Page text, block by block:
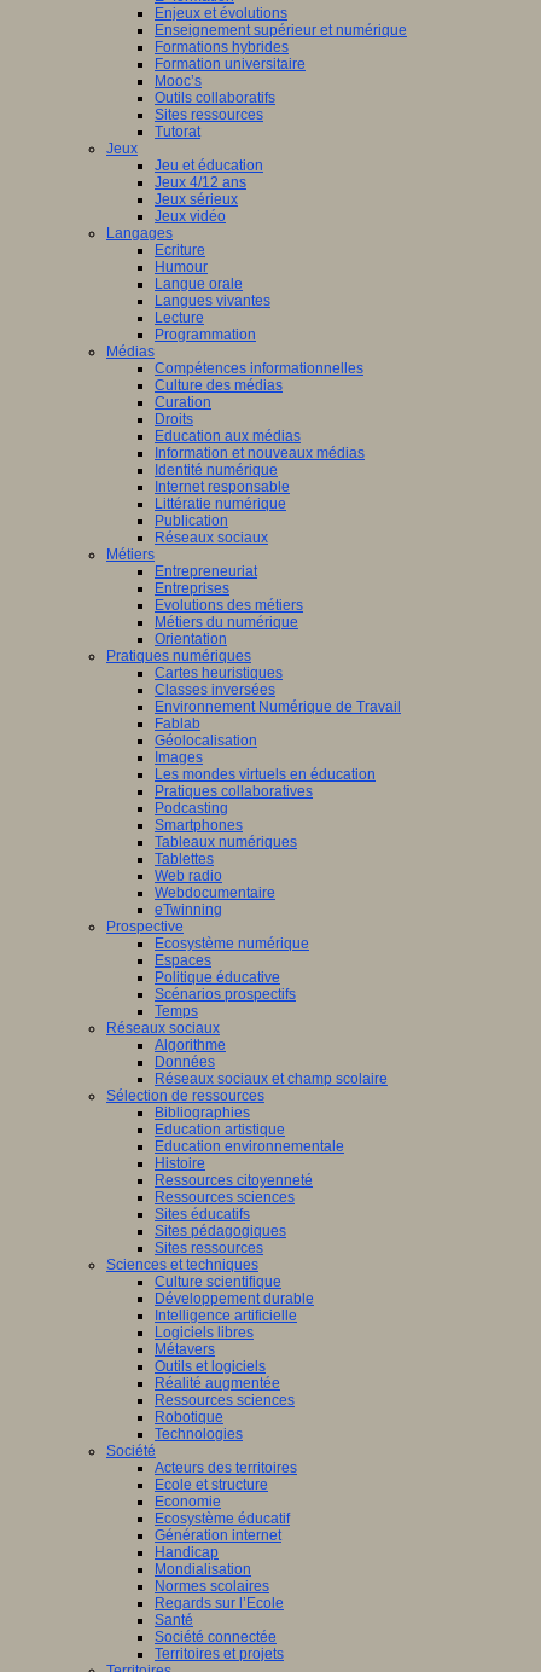
Enjeux et évolutions
Enseignement supérieur et numérique
Formations hybrides
Formation universitaire
Mooc’s
Outils collaboratifs
Sites ressources
Tutorat
Jeux
Jeu et éducation
Jeux 4/12 ans
Jeux sérieux
Jeux vidéo
Langages
Ecriture
Humour
Langue orale
Langues vivantes
Lecture
Programmation
Médias
Compétences informationnelles
Culture des médias
Curation
Droits
Education aux médias
Information et nouveaux médias
Identité numérique
Internet responsable
Littératie numérique
Publication
Réseaux sociaux
Métiers
Entrepreneuriat
Entreprises
Evolutions des métiers
Métiers du numérique
Orientation
Pratiques numériques
Cartes heuristiques
Classes inversées
Environnement Numérique de Travail
Fablab
Géolocalisation
Images
Les mondes virtuels en éducation
Pratiques collaboratives
Podcasting
Smartphones
Tableaux numériques
Tablettes
Web radio
Webdocumentaire
eTwinning
Prospective
Ecosystème numérique
Espaces
Politique éducative
Scénarios prospectifs
Temps
Réseaux sociaux
Algorithme
Données
Réseaux sociaux et champ scolaire
Sélection de ressources
Bibliographies
Education artistique
Education environnementale
Histoire
Ressources citoyenneté
Ressources sciences
Sites éducatifs
Sites pédagogiques
Sites ressources
Sciences et techniques
Culture scientifique
Développement durable
Intelligence artificielle
Logiciels libres
Métavers
Outils et logiciels
Réalité augmentée
Ressources sciences
Robotique
Technologies
Société
Acteurs des territoires
Ecole et structure
Economie
Ecosystème éducatif
Génération internet
Handicap
Mondialisation
Normes scolaires
Regards sur l’Ecole
Santé
Société connectée
Territoires et projets